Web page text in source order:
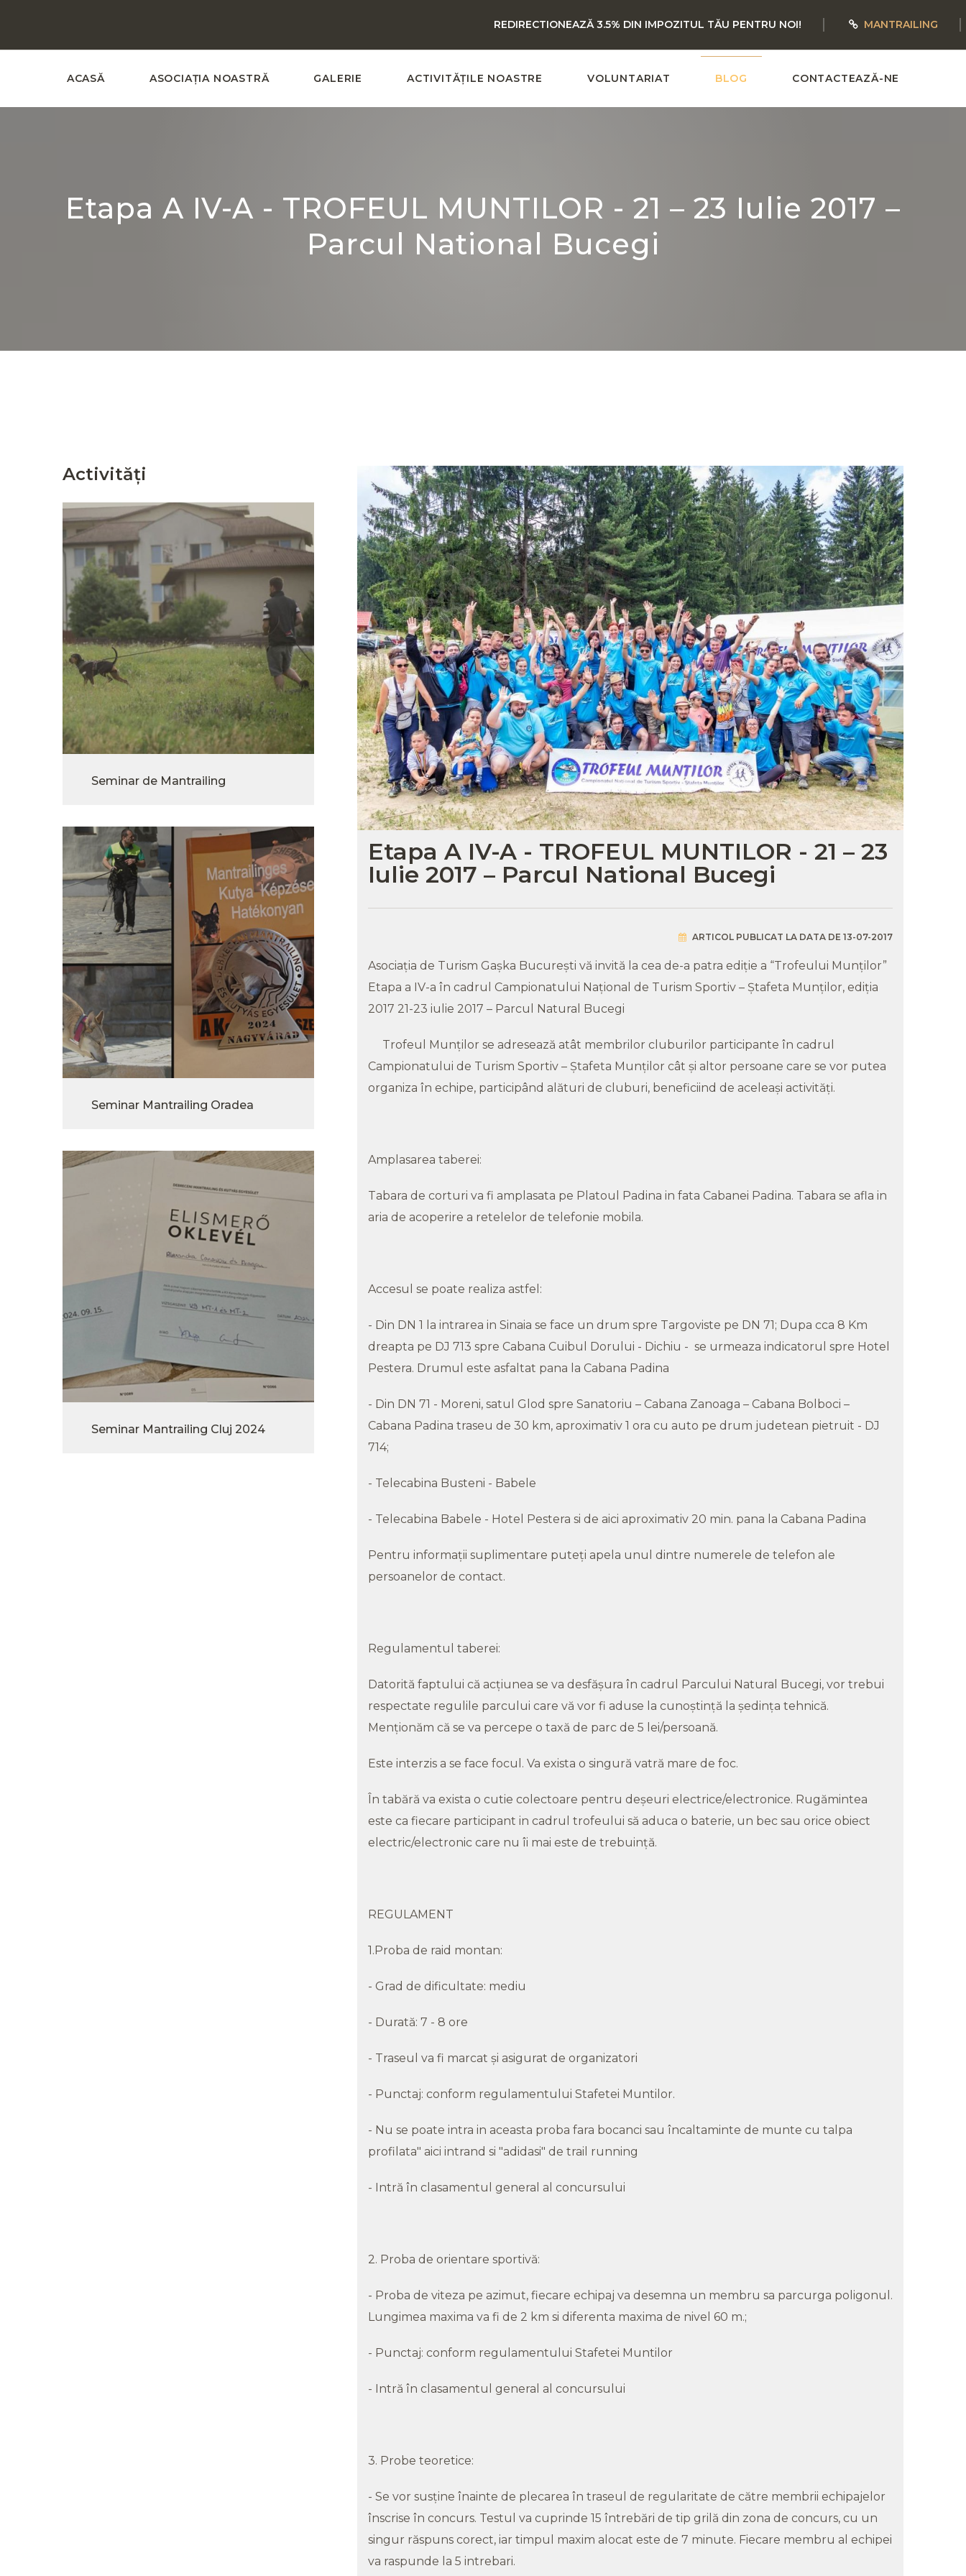
REDIRECTIONEAZĂ 3.5% DIN IMPOZITUL TĂU PENTRU NOI! MANTRAILING
ACASĂ ASOCIAȚIA NOASTRĂ GALERIE ACTIVITĂȚILE NOASTRE VOLUNTARIAT BLOG CONTACTEAZĂ-NE
Etapa A IV-A - TROFEUL MUNTILOR - 21 – 23 Iulie 2017 –
Parcul National Bucegi
Etapa A IV-A - TROFEUL MUNTILOR - 21 – 23
Iulie 2017 – Parcul National Bucegi
ARTICOL PUBLICAT LA DATA DE 13-07-2017
Asociaţia de Turism Gaşka Bucureşti vă invită la cea de-a patra ediţie a “Trofeului Munţilor”
Etapa a IV-a în cadrul Campionatului Naţional de Turism Sportiv – Ştafeta Munţilor, ediţia
2017 21-23 iulie 2017 – Parcul Natural Bucegi
Trofeul Munţilor se adresează atât membrilor cluburilor participante în cadrul
Campionatului de Turism Sportiv – Ştafeta Munţilor cât şi altor persoane care se vor putea
organiza în echipe, participând alături de cluburi, beneficiind de aceleaşi activităţi.
Amplasarea taberei:
Tabara de corturi va fi amplasata pe Platoul Padina in fata Cabanei Padina. Tabara se afla in
aria de acoperire a retelelor de telefonie mobila.
Accesul se poate realiza astfel:
- Din DN 1 la intrarea in Sinaia se face un drum spre Targoviste pe DN 71; Dupa cca 8 Km
dreapta pe DJ 713 spre Cabana Cuibul Dorului - Dichiu - se urmeaza indicatorul spre Hotel
Pestera. Drumul este asfaltat pana la Cabana Padina
- Din DN 71 - Moreni, satul Glod spre Sanatoriu – Cabana Zanoaga – Cabana Bolboci –
Cabana Padina traseu de 30 km, aproximativ 1 ora cu auto pe drum judetean pietruit - DJ
714;
- Telecabina Busteni - Babele
- Telecabina Babele - Hotel Pestera si de aici aproximativ 20 min. pana la Cabana Padina
Pentru informaţii suplimentare puteţi apela unul dintre numerele de telefon ale
persoanelor de contact.
Regulamentul taberei:
Datorită faptului că acţiunea se va desfăşura în cadrul Parcului Natural Bucegi, vor trebui
respectate regulile parcului care vă vor fi aduse la cunoştinţă la şedinţa tehnică.
Menţionăm că se va percepe o taxă de parc de 5 lei/persoană.
Este interzis a se face focul. Va exista o singură vatră mare de foc.
În tabără va exista o cutie colectoare pentru deşeuri electrice/electronice. Rugămintea
este ca fiecare participant in cadrul trofeului să aduca o baterie, un bec sau orice obiect
electric/electronic care nu îi mai este de trebuinţă.
REGULAMENT
1.Proba de raid montan:
- Grad de dificultate: mediu
- Durată: 7 - 8 ore
- Traseul va fi marcat şi asigurat de organizatori
- Punctaj: conform regulamentului Stafetei Muntilor.
- Nu se poate intra in aceasta proba fara bocanci sau încaltaminte de munte cu talpa
profilata" aici intrand si "adidasi" de trail running
- Intră în clasamentul general al concursului
2. Proba de orientare sportivă:
- Proba de viteza pe azimut, fiecare echipaj va desemna un membru sa parcurga poligonul.
Lungimea maxima va fi de 2 km si diferenta maxima de nivel 60 m.;
- Punctaj: conform regulamentului Stafetei Muntilor
- Intră în clasamentul general al concursului
3. Probe teoretice:
- Se vor susţine înainte de plecarea în traseul de regularitate de către membrii echipajelor
înscrise în concurs. Testul va cuprinde 15 întrebări de tip grilă din zona de concurs, cu un
singur răspuns corect, iar timpul maxim alocat este de 7 minute. Fiecare membru al echipei
va raspunde la 5 intrebari.
Activități
Seminar de Mantrailing
Seminar Mantrailing Oradea
Seminar Mantrailing Cluj 2024